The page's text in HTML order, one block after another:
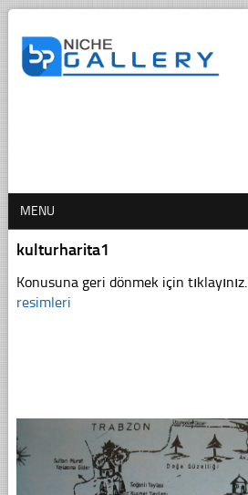
MENU
kulturharita1
Konusuna geri dönmek için tıklayınız.
resimleri